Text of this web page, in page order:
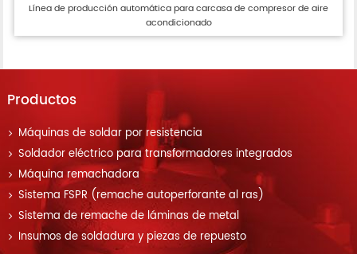
Línea de producción automática para carcasa de compresor de aire
acondicionado
Productos
Máquinas de soldar por resistencia
Soldador eléctrico para transformadores integrados
Máquina remachadora
Sistema FSPR (remache autoperforante al ras)
Sistema de remache de láminas de metal
Insumos de soldadura y piezas de repuesto